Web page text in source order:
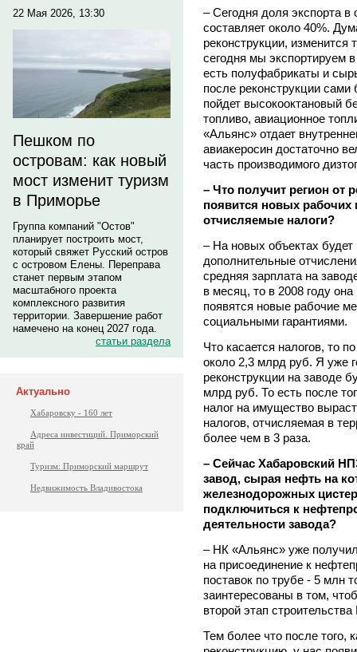
22 Мая 2026, 13:30
Пешком по
островам: как новый
мост изменит туризм
в Приморье
Группа компаний "Остов"
планирует построить мост,
который свяжет Русский остров
с островом Елены. Переправа
станет первым этапом
масштабного проекта
комплексного развития
территории. Завершение работ
намечено на конец 2027 года.
статьи раздела
Актуально
Хабаровску - 160 лет
Адреса инвестиций. Приморский
край
Туризм: Приморский маршрут
Недвижимость Владивостока
– Сегодня доля экспорта
составляет около 40%.
реконструкции, изменится
сегодня мы экспортируем
есть полуфабрикаты и
после реконструкции
пойдет высокооктановый
топливо, авиационное
«Альянс» отдает
авиакеросин достаточно
часть производимого
– Что получит регион от
появится новых рабочих
отчисляемые налоги?
– На новых объектах будет
дополнительные
средняя зарплата на
в месяц, то в 2008 году
появятся новые рабочие
социальными гарантиями.
Что касается налогов, то
около 2,3 млрд руб. Я уже
реконструкции на заводе
млрд руб. То есть после
налог на имущество
налогов, отчисляемая в
более чем в 3 раза.
– Сейчас Хабаровский
завод, сырая нефть на
железнодорожных
подключиться к
деятельности завода?
– НК «Альянс» уже
на присоединение к
поставок по трубе - 5 млн
заинтересованы в том,
второй этап
Тем более что после того,